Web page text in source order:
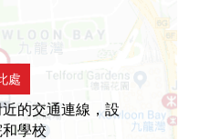
處
的交通連線，設
學校